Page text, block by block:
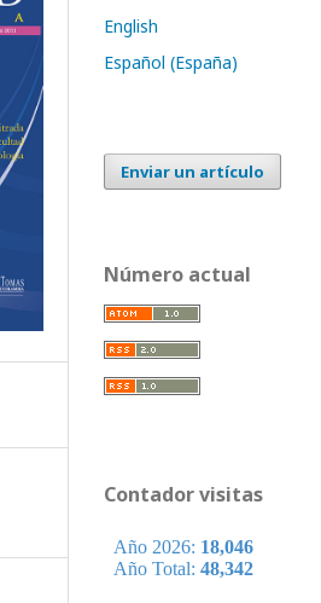
English
Español (España)
Enviar un artículo
Número actual
Contador visitas